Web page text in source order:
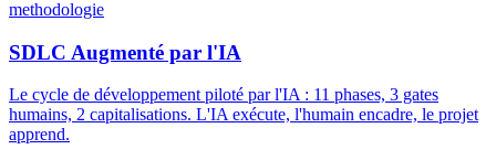
methodologie
SDLC Augmenté par l'IA
Le cycle de développement piloté par l'IA : 11 phases, 3 gates
humains, 2 capitalisations. L'IA exécute, l'humain encadre, le projet
apprend.